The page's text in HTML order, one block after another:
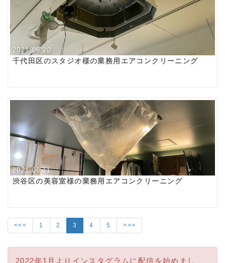
2021.06.20
千代田区のスタジオ様の業務用エアコンクリーニング
2021.06.11
渋谷区の美容室様の業務用エアコンクリーニング
<<< 1 2 3 4 5 >>>
2022年1月よりインスタグラムに配信を始めまし